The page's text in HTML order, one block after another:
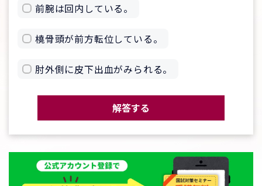
前腕は回内している。
橈骨頭が前方転位している。
肘外側に皮下出血がみられる。
解答する